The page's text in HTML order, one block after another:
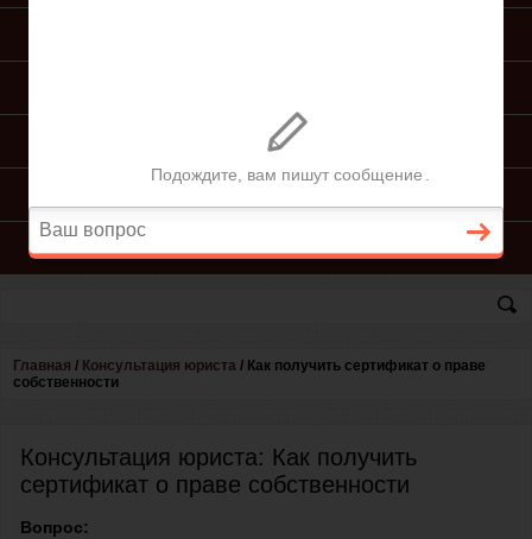
ПОДАЧА ИСКА
КОНСУЛЬТАЦИЯ ЮРИСТА
Главная / Консультация юриста / Как получить сертификат о праве
собственности
Консультация юриста: Как получить
сертификат о праве собственности
Вопрос: